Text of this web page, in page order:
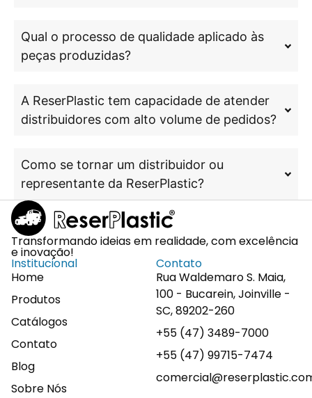
Qual o processo de qualidade aplicado às
peças produzidas?
A ReserPlastic tem capacidade de atender
distribuidores com alto volume de pedidos?
Como se tornar um distribuidor ou
representante da ReserPlastic?
Transformando ideias em realidade, com excelência
e inovação!
Institucional
Home
Produtos
Catálogos
Contato
Blog
Sobre Nós
Contato
Rua Waldemaro S. Maia,
100 - Bucarein, Joinville -
SC, 89202-260
+55 (47) 3489-7000
+55 (47) 99715-7474